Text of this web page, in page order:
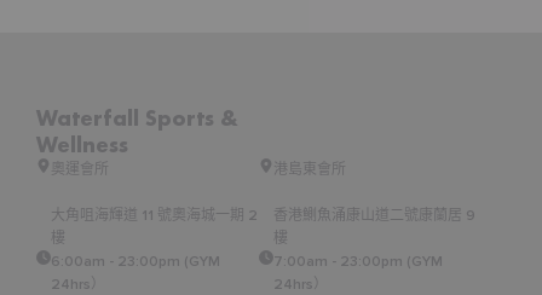
Waterfall Sports &
Wellness
奧運會所
大角咀海輝道 11 號奧海城一期 2
樓
6:00am - 23:00pm (GYM
24hrs）
港島東會所
香港鰂魚涌康山道二號康蘭居 9
樓
7:00am - 23:00pm (GYM
24hrs）